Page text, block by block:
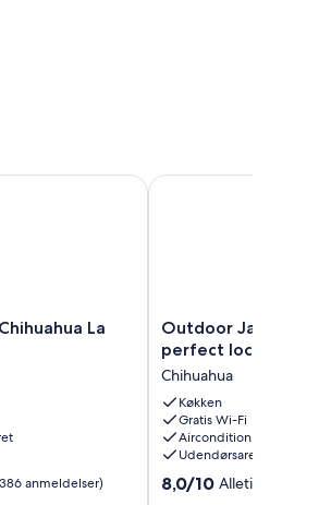
Cozy & Comfortable.
La
anmeldelser)
La Juventud
Outdoor
Jacuzzi
with
FirePit
and
perfect
location
Chihuahua
Outdoor Jacuzzi
perfect location
Chihuahua
Køkken
Gratis Wi-Fi
Aircondition
Udendørsareal
8.0
8,0/10 Alletiders
Outdoor Jacuzzi with